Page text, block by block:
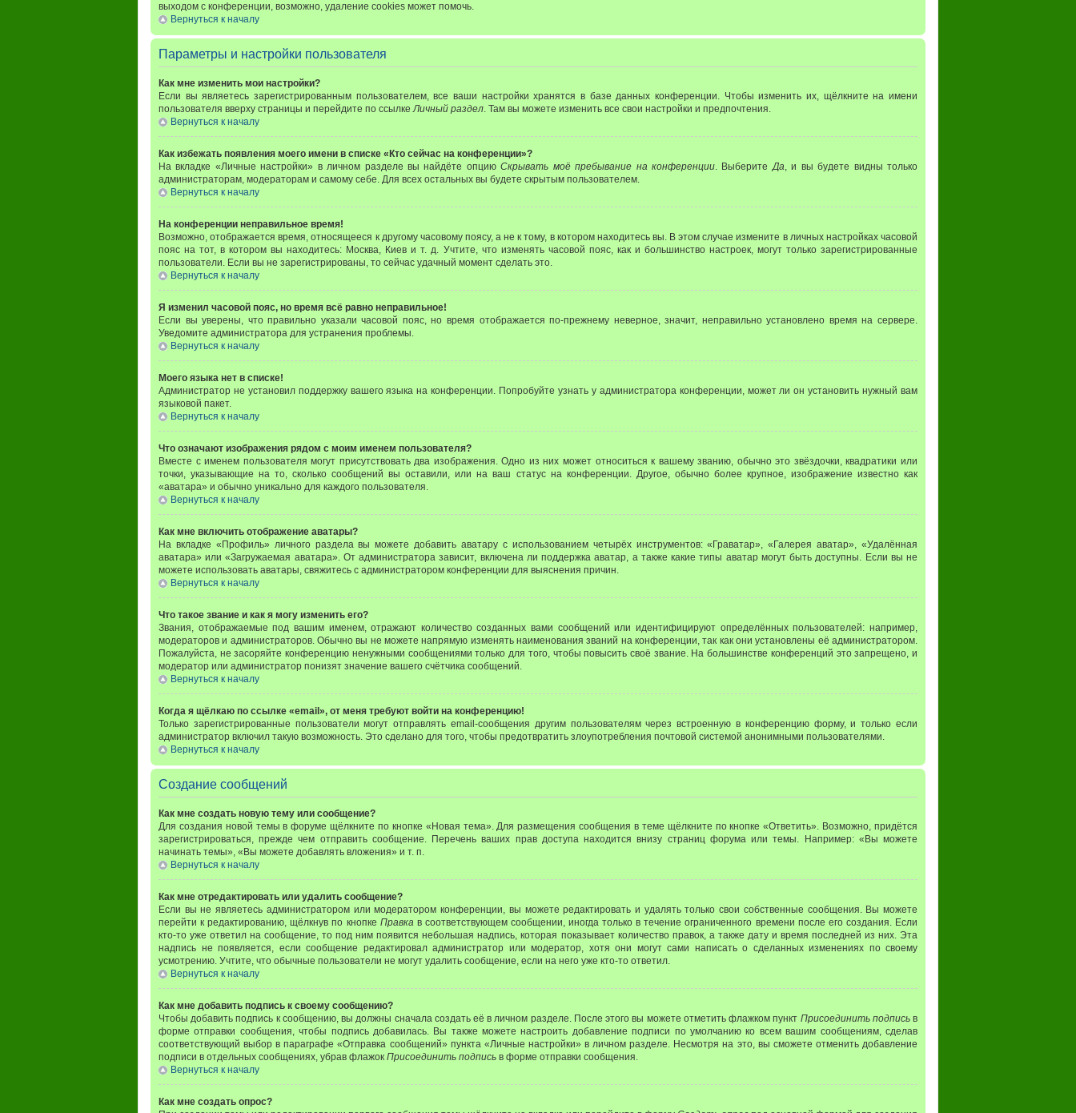
выходом с конференции, возможно, удаление cookies может помочь.
Вернуться к началу
Параметры и настройки пользователя
Как мне изменить мои настройки?
Если вы являетесь зарегистрированным пользователем, все ваши настройки хранятся в базе данных конференции. Чтобы изменить их, щёлкните на имени
пользователя вверху страницы и перейдите по ссылкеЛичный раздел. Там вы можете изменить все свои настройки и предпочтения.
Вернуться к началу
Как избежать появления моего имени в списке «Кто сейчас на конференции»?
На вкладке «Личные настройки» в личном разделе вы найдёте опциюСкрывать моё пребывание на конференции. ВыберитеДа, и вы будете видны только
администраторам, модераторам и самому себе. Для всех остальных вы будете скрытым пользователем.
Вернуться к началу
На конференции неправильное время!
Возможно, отображается время, относящееся к другому часовому поясу, а не к тому, в котором находитесь вы. В этом случае измените в личных настройках часовой
пояс на тот, в котором вы находитесь: Москва, Киев и т. д. Учтите, что изменять часовой пояс, как и большинство настроек, могут только зарегистрированные
пользователи. Если вы не зарегистрированы, то сейчас удачный момент сделать это.
Вернуться к началу
Я изменил часовой пояс, но время всё равно неправильное!
Если вы уверены, что правильно указали часовой пояс, но время отображается по-прежнему неверное, значит, неправильно установлено время на сервере.
Уведомите администратора для устранения проблемы.
Вернуться к началу
Моего языка нет в списке!
Администратор не установил поддержку вашего языка на конференции. Попробуйте узнать у администратора конференции, может ли он установить нужный вам
языковой пакет.
Вернуться к началу
Что означают изображения рядом с моим именем пользователя?
Вместе с именем пользователя могут присутствовать два изображения. Одно из них может относиться к вашему званию, обычно это звёздочки, квадратики или
точки, указывающие на то, сколько сообщений вы оставили, или на ваш статус на конференции. Другое, обычно более крупное, изображение известно как
«аватара» и обычно уникально для каждого пользователя.
Вернуться к началу
Как мне включить отображение аватары?
На вкладке «Профиль» личного раздела вы можете добавить аватару с использованием четырёх инструментов: «Граватар», «Галерея аватар», «Удалённая
аватара» или «Загружаемая аватара». От администратора зависит, включена ли поддержка аватар, а также какие типы аватар могут быть доступны. Если вы не
можете использовать аватары, свяжитесь с администратором конференции для выяснения причин.
Вернуться к началу
Что такое звание и как я могу изменить его?
Звания, отображаемые под вашим именем, отражают количество созданных вами сообщений или идентифицируют определённых пользователей: например,
модераторов и администраторов. Обычно вы не можете напрямую изменять наименования званий на конференции, так как они установлены её администратором.
Пожалуйста, не засоряйте конференцию ненужными сообщениями только для того, чтобы повысить своё звание. На большинстве конференций это запрещено, и
модератор или администратор понизят значение вашего счётчика сообщений.
Вернуться к началу
Когда я щёлкаю по ссылке «email», от меня требуют войти на конференцию!
Только зарегистрированные пользователи могут отправлять email-сообщения другим пользователям через встроенную в конференцию форму, и только если
администратор включил такую возможность. Это сделано для того, чтобы предотвратить злоупотребления почтовой системой анонимными пользователями.
Вернуться к началу
Создание сообщений
Как мне создать новую тему или сообщение?
Для создания новой темы в форуме щёлкните по кнопке «Новая тема». Для размещения сообщения в теме щёлкните по кнопке «Ответить». Возможно, придётся
зарегистрироваться, прежде чем отправить сообщение. Перечень ваших прав доступа находится внизу страниц форума или темы. Например: «Вы можете
начинать темы», «Вы можете добавлять вложения» и т. п.
Вернуться к началу
Как мне отредактировать или удалить сообщение?
Если вы не являетесь администратором или модератором конференции, вы можете редактировать и удалять только свои собственные сообщения. Вы можете
перейти к редактированию, щёлкнув по кнопке Правкав соответствующем сообщении, иногда только в течение ограниченного времени после его создания. Если
кто-то уже ответил на сообщение, то под ним появится небольшая надпись, которая показывает количество правок, а также дату и время последней из них. Эта
надпись не появляется, если сообщение редактировал администратор или модератор, хотя они могут сами написать о сделанных изменениях по своему
усмотрению. Учтите, что обычные пользователи не могут удалить сообщение, если на него уже кто-то ответил.
Вернуться к началу
Как мне добавить подпись к своему сообщению?
Чтобы добавить подпись к сообщению, вы должны сначала создать её в личном разделе. После этого вы можете отметить флажком пункт Присоединить подписьв
форме отправки сообщения, чтобы подпись добавилась. Вы также можете настроить добавление подписи по умолчанию ко всем вашим сообщениям, сделав
соответствующий выбор в параграфе «Отправка сообщений» пункта «Личные настройки» в личном разделе. Несмотря на это, вы сможете отменить добавление
подписи в отдельных сообщениях, убрав флажок Присоединить подпись в форме отправки сообщения.
Вернуться к началу
Как мне создать опрос?